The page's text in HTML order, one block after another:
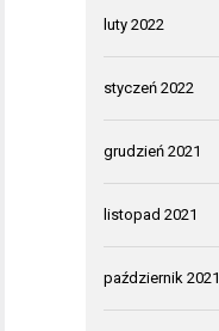
luty 2022
styczeń 2022
grudzień 2021
listopad 2021
październik 2021